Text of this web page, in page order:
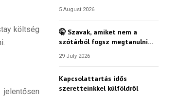
költség
5 August 2026
🤫 Szavak, amiket nem a
szótárból fogsz megtanulni…
29 July 2026
Kapcsolattartás idős
szeretteinkkel külföldről